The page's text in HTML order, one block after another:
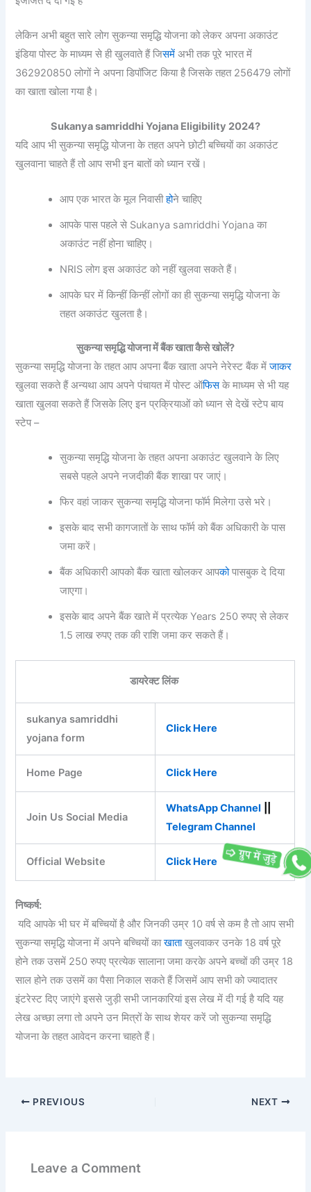
लेकिन अभी बहुत सारे लोग सुकन्या समृद्धि योजना को लेकर अपना अकाउंट
इंडिया पोस्ट के माध्यम से ही खुलवाते हैं जिसमें अभी तक पूरे भारत में
362920850 लोगों ने अपना डिपॉजिट किया है जिसके तहत 256479 लोगों
का खाता खोला गया है।
Sukanya samriddhi Yojana Eligibility 2024?
यदि आप भी सुकन्या समृद्धि योजना के तहत अपने छोटी बच्चियों का अकाउंट
खुलवाना चाहते हैं तो आप सभी इन बातों को ध्यान रखें।
आप एक भारत के मूल निवासीहोने चाहिए
आपके पास पहले से Sukanya samriddhi Yojana का
अकाउंट नहीं होना चाहिए।
NRIS लोग इस अकाउंट को नहीं खुलवा सकते हैं।
आपके घर में किन्हीं किन्हीं लोगों का ही सुकन्या समृद्धि योजना के
तहत अकाउंट खुलता है।
सुकन्या समृद्धि योजना में बैंक खाता कैसे खोलें?
सुकन्या समृद्धि योजना के तहत आप अपना बैंक खाता अपने नेरेस्ट बैंक मेंजाकर
खुलवा सकते हैं अन्यथा आप अपने पंचायत में पोस्ट ऑफिसके माध्यम से भी यह
खाता खुलवा सकते हैं जिसके लिए इन प्रक्रियाओं को ध्यान से देखें स्टेप बाय
स्टेप –
सुकन्या समृद्धि योजना के तहत अपना अकाउंट खुलवाने के लिए
सबसे पहले अपने नजदीकी बैंक शाखा पर जाएं।
फिर वहां जाकर सुकन्या समृद्धि योजना फॉर्म मिलेगा उसे भरे।
इसके बाद सभी कागजातों के साथ फॉर्म को बैंक अधिकारी के पास
जमा करें।
बैंक अधिकारी आपको बैंक खाता खोलकर आपकोपासबुक दे दिया
जाएगा।
इसके बाद अपने बैंक खाते में प्रत्येक Years 250 रुपए से लेकर
1.5 लाख रुपए तक की राशि जमा कर सकते हैं।
डायरेक्ट लिंक
sukanya samriddhi
yojana form
Click Here
Home Page Click Here
Join Us Social Media
WhatsApp Channel
Telegram Channel
Official Website Click Here
निष्कर्ष:
यदि आपके भी घर में बच्चियों है और जिनकी उम्र 10 वर्ष से कम है तो आप सभी
सुकन्या समृद्धि योजना में अपने बच्चियों काखाताखुलवाकर उनके 18 वर्ष पूरे
होने तक उसमें 250 रुपए प्रत्येक सालाना जमा करके अपने बच्चों की उम्र 18
साल होने तक उसमें का पैसा निकाल सकते हैं जिसमें आप सभी को ज्यादातर
इंटरेस्ट दिए जाएंगे इससे जुड़ी सभी जानकारियां इस लेख में दी गई है यदि यह
लेख अच्छा लगा तो अपने उन मित्रों के साथ शेयर करें जो सुकन्या समृद्धि
योजना के तहत आवेदन करना चाहते हैं।
PREVIOUS NEXT
Leave a Comment